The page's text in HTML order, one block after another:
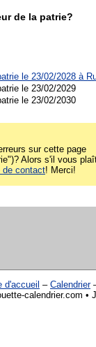
de la patrie?
le 23/02/2028 à
le 23/02/2029
le 23/02/2030
sur cette page
Alors s'il vous
de contact! Merci!
d'accueil – Calendrier
calendrier.com